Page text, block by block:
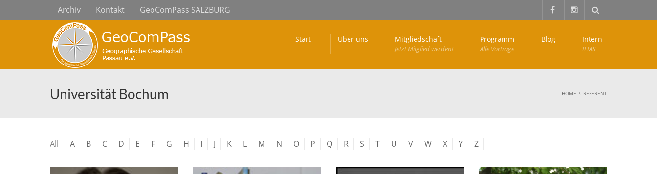
Archiv Kontakt GeoComPass SALZBURG
Start Über uns Mitgliedschaft
Jetzt Mitglied werden!
Programm
Alle Vorträge
Blog Intern
ILIAS
Universität Bochum HOME REFERENT
All A B C D E F G H I J K L M N O P Q R S T U V W X Y Z